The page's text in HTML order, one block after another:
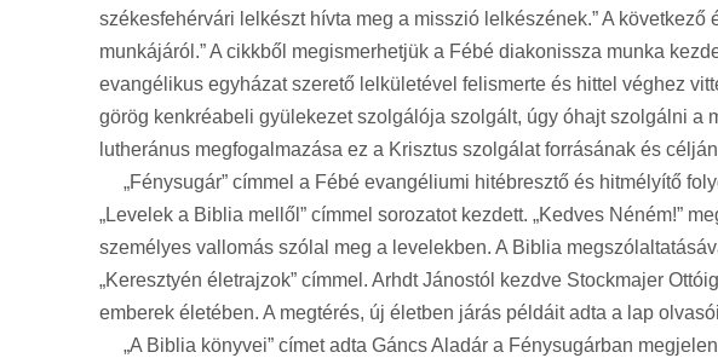
székesfehérvári lelkészt hívta meg a misszió lelkészének.” A
munkájáról.” A cikkből megismerhetjük a Fébé diakonissza munka
evangélikus egyházat szerető lelkületével felismerte és hittel véghez
görög kenkréabeli gyülekezet szolgálója szolgált, úgy óhajt szolgálni a
lutheránus megfogalmazása ez a Krisztus szolgálat forrásának és
„Fénysugár” címmel a Fébé evangéliumi hitébresztő és hitmélyítő
„Levelek a Biblia mellől” címmel sorozatot kezdett. „Kedves Néném!”
személyes vallomás szólal meg a levelekben. A Biblia
„Keresztyén életrajzok” címmel. Arhdt Jánostól kezdve Stockmajer
emberek életében. A megtérés, új életben járás példáit adta a lap
„A Biblia könyvei” címet adta Gáncs Aladár a Fénysugárban